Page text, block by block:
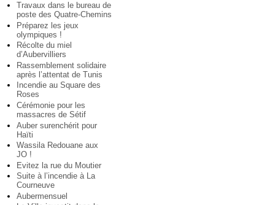
Travaux dans le bureau de
poste des Quatre-Chemins
Préparez les jeux
olympiques !
Récolte du miel
d’Aubervilliers
Rassemblement solidaire
après l’attentat de Tunis
Incendie au Square des
Roses
Cérémonie pour les
massacres de Sétif
Auber surenchérit pour
Haïti
Wassila Redouane aux
JO !
Evitez la rue du Moutier
Suite à l’incendie à La
Courneuve
Aubermensuel